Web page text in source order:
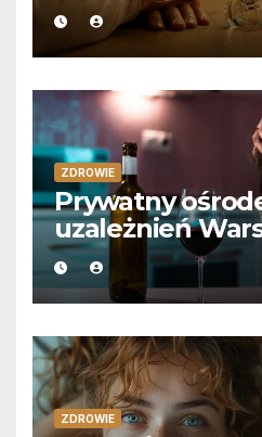
ZDROWIE
Prywatny
uzależnień
ZDROWIE